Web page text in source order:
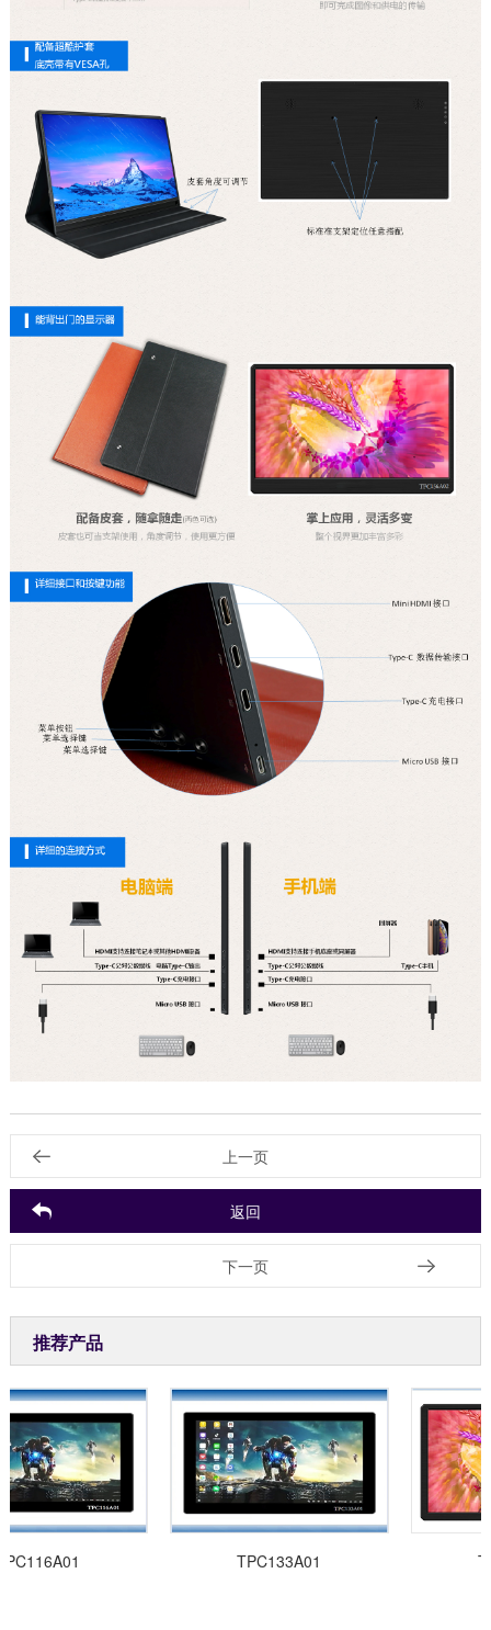
上一页
返回
下一页
推荐产品
TPC133A01